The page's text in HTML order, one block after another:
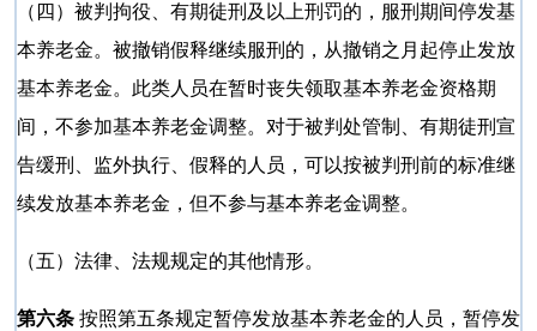
（四）被判拘役、有期徒刑及以上刑罚的，服刑期间停发基
本养老金。被撤销假释继续服刑的，从撤销之月起停止发放
基本养老金。此类人员在暂时丧失领取基本养老金资格期
间，不参加基本养老金调整。对于被判处管制、有期徒刑宣
告缓刑、监外执行、假释的人员，可以按被判刑前的标准继
续发放基本养老金，但不参与基本养老金调整。
（五）法律、法规规定的其他情形。
第六条 按照第五条规定暂停发放基本养老金的人员，暂停发